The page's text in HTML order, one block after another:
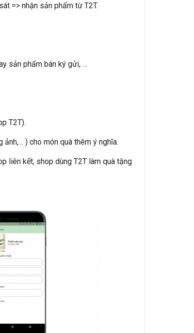
=> nhận sản phẩm từ T2T.
sản phẩm bán ký gửi, …
T2T).
) cho món quà thêm ý nghĩa.
liên kết, shop dùng T2T làm quà tặng